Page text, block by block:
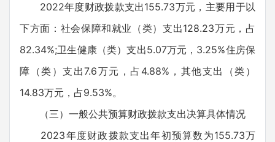
2022年度财政拨款支出155.73万元，主要用于以
下方面：社会保障和就业（类）支出128.23万元，占
82.34%;卫生健康（类）支出5.07万元，3.25%住房保
障（类）支出7.6万元，占4.88%，其他支出（类）
14.83万元，占9.53%。
（三）一般公共预算财政拨款支出决算具体情况
2023年度财政拨款支出年初预算数为155.73万